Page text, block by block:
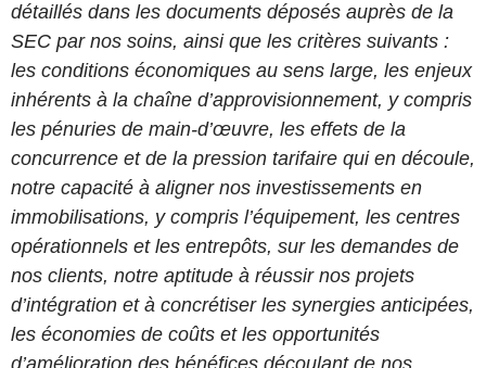
détaillés dans les documents déposés auprès de la
SEC par nos soins, ainsi que les critères suivants :
les conditions économiques au sens large, les enjeux
inhérents à la chaîne d’approvisionnement, y compris
les pénuries de main-d’œuvre, les effets de la
concurrence et de la pression tarifaire qui en découle,
notre capacité à aligner nos investissements en
immobilisations, y compris l’équipement, les centres
opérationnels et les entrepôts, sur les demandes de
nos clients, notre aptitude à réussir nos projets
d’intégration et à concrétiser les synergies anticipées,
les économies de coûts et les opportunités
d’amélioration des bénéfices découlant de nos